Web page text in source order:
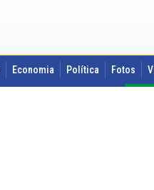
Economia Política Fotos